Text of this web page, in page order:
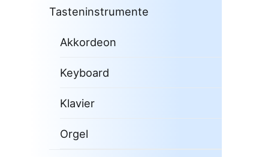
Tasteninstrumente
Akkordeon
Keyboard
Klavier
Orgel